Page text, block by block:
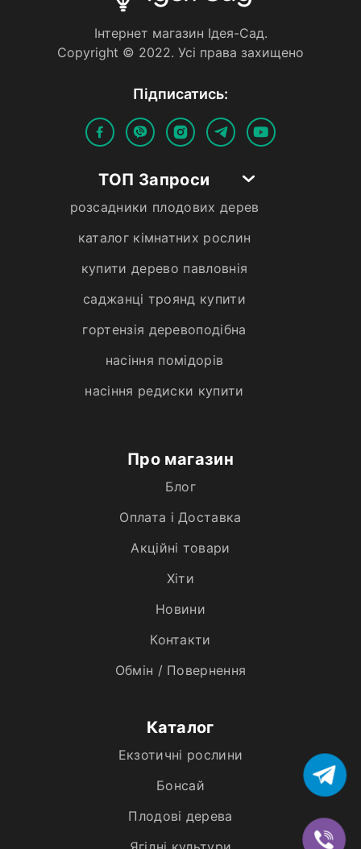
Iнтернет магазин Iдея-Сад.
Copyright © 2022. Усi права захищено
Пiдписатись:
ТОП Запроси
розсадники плодових дерев
каталог кімнатних рослин
купити дерево павловнія
саджанці троянд купити
гортензія деревоподібна
насіння помідорів
насіння редиски купити
Про магазин
Блог
Оплата і Доставка
Акційні товари
Хiти
Новини
Контакти
Обмін / Повернення
Каталог
Екзотичні рослини
Бонсай
Плодові дерева